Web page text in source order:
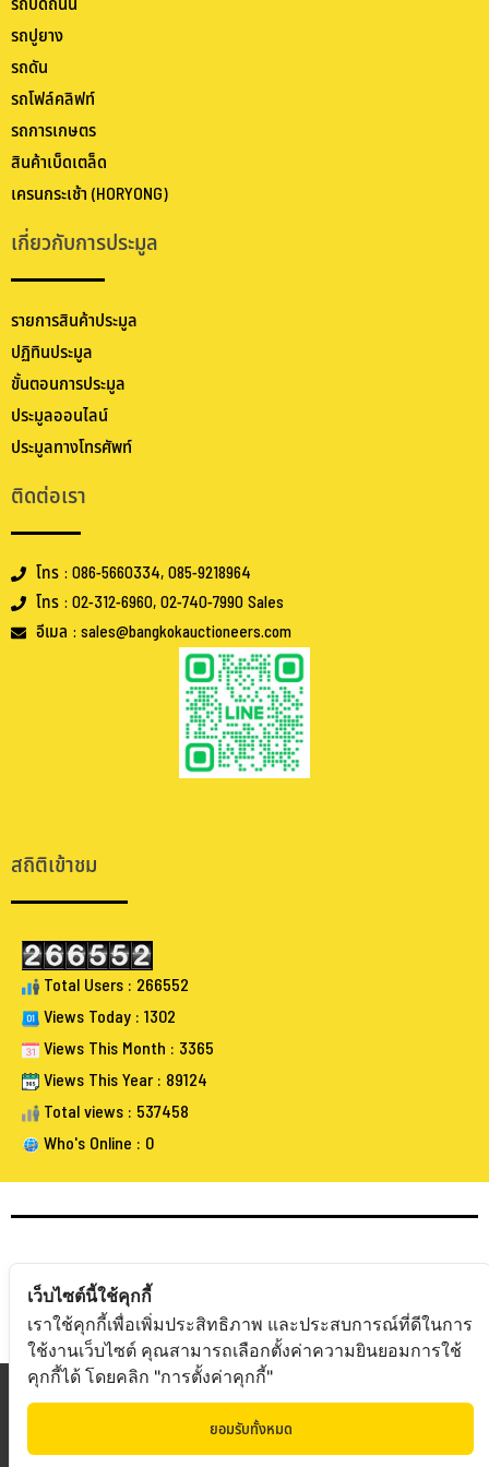
รถปูยาง
รถดัน
รถโฟล์คลิฟท์
รถการเกษตร
สินค้าเบ็ดเตล็ด
เครนกระเช้า (HORYONG)
เกี่ยวกับการประมูล
รายการสินค้าประมูล
ปฏิทินประมูล
ขั้นตอนการประมูล
ประมูลออนไลน์
ประมูลทางโทรศัพท์
ติดต่อเรา
โทร : 086-5660334, 085-9218964
โทร : 02-312-6960, 02-740-7990 Sales
อีเมล : sales@bangkokauctioneers.com
สถิติเข้าชม
Total Users : 266552
Views Today : 1302
Views This Month : 3365
Views This Year : 89124
Total views : 537458
Who's Online : 0
Copyright © 2019 Bangkokauctioneers | Credits
Powered by Bangkokauctioneers
เว็บไซต์นี้ใช้คุกกี้
เราใช้คุกกี้เพื่อเพิ่มประสิทธิภาพ และประสบการณ์ที่ดีในการ
ใช้งานเว็บไซต์ คุณสามารถเลือกตั้งค่าความยินยอมการใช้
คุกกี้ได้ โดยคลิก "การตั้งค่าคุกกี้"
ยอมรับทั้งหมด